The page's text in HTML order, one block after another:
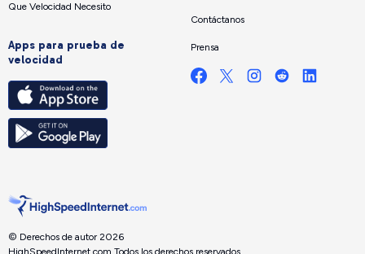
Que Velocidad Necesito
Apps para prueba de
velocidad
Contáctanos
Prensa
© Derechos de autor 2026
HighSpeedInternet.com. Todos los derechos reservados.